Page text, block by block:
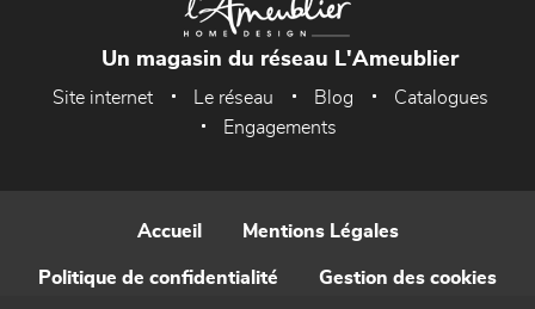
Un magasin du réseau L'Ameublier
Site internet Le réseau Blog
Catalogues
Engagements
Accueil Mentions Légales
Politique de confidentialité Gestion des cookies